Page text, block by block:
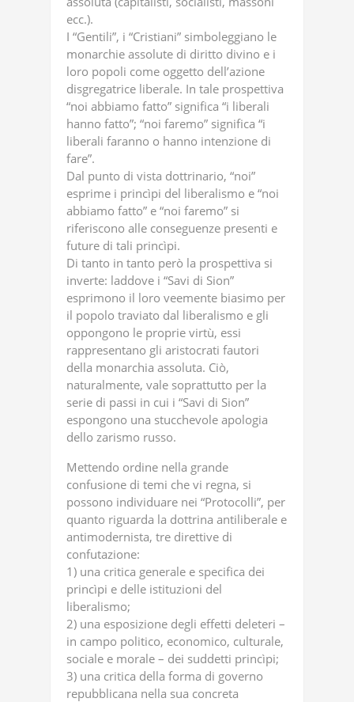
ecc.).
I “Gentili”, i “Cristiani” simboleggiano le
monarchie assolute di diritto divino e i
loro popoli come oggetto dell’azione
disgregatrice liberale. In tale prospettiva
“noi abbiamo fatto” significa “i liberali
hanno fatto”; “noi faremo” significa “i
liberali faranno o hanno intenzione di
fare”.
Dal punto di vista dottrinario, “noi”
esprime i princìpi del liberalismo e “noi
abbiamo fatto” e “noi faremo” si
riferiscono alle conseguenze presenti e
future di tali princìpi.
Di tanto in tanto però la prospettiva si
inverte: laddove i “Savi di Sion”
esprimono il loro veemente biasimo per
il popolo traviato dal liberalismo e gli
oppongono le proprie virtù, essi
rappresentano gli aristocrati fautori
della monarchia assoluta. Ciò,
naturalmente, vale soprattutto per la
serie di passi in cui i “Savi di Sion”
espongono una stucchevole apologia
dello zarismo russo.
Mettendo ordine nella grande
confusione di temi che vi regna, si
possono individuare nei “Protocolli”, per
quanto riguarda la dottrina antiliberale e
antimodernista, tre direttive di
confutazione:
1) una critica generale e specifica dei
princìpi e delle istituzioni del
liberalismo;
2) una esposizione degli effetti deleteri –
in campo politico, economico, culturale,
sociale e morale – dei suddetti princìpi;
3) una critica della forma di governo
repubblicana nella sua concreta